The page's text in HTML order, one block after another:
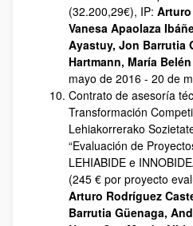
(32.200,29€), IP:
Vanesa Apaolaza
Ayastuy, Jon Barrutia
Hartmann, María
mayo de 2016 - 20 de
Contrato de asesoría
Transformación
Lehiakorrerako
“Evaluación de
LEHIABIDE e
(245 € por proyecto
Arturo Rodríguez
Barrutia Güenaga,